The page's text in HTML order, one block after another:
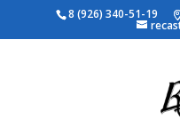
8 (926) 340-51-19